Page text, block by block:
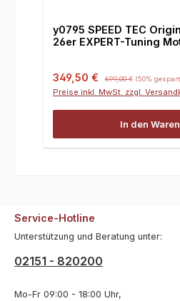
y0795 SPEED TEC
26er EXPERT-Tuning
Verkaufspreis:
349,50 € 699,00 € (50%
Preise inkl. MwSt. zzgl.
In den
Service-Hotline
Unterstützung und Beratung unter:
02151 - 820200
Mo-Fr 09:00 - 18:00 Uhr,